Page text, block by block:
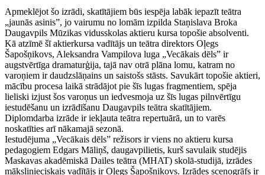
Apmeklējot šo izrādi, skatītājiem būs iespēja labāk iepazīt teātra
„jaunās asinis”, jo vairumu no lomām izpilda Staņislava Broka
Daugavpils Mūzikas vidusskolas aktieru kursa topošie absolventi.
Kā atzīmē šī aktierkursa vadītājs un teātra direktors Oļegs
Šapošņikovs, Aleksandra Vampilova luga „Vecākais dēls” ir
augstvērtīga dramaturģija, tajā nav otrā plāna lomu, katram no
varoņiem ir daudzslāņains un saistošs stāsts. Savukārt topošie aktieri,
mācību procesa laikā strādājot pie šīs lugas fragmentiem, spēja
lieliski izjust šos varoņus un iedvesmoja uz šīs lugas pilnvērtīgu
iestudēšanu un izrādīšanu Daugavpils teātra skatītājiem.
Diplomdarba izrāde ir iekļauta teātra repertuārā, un to varēs
noskatīties arī nākamajā sezonā.
Iestudējuma „Vecākais dēls” režisors ir viens no aktieru kursa
pedagogiem Edgars Māliņš, daugavpilietis, kurš savulaik studējis
Maskavas akadēmiskā Dailes teātra (MHAT) skolā-studijā, izrādes
mākslinieciskais vadītājs ir Oļegs Šapošņikovs. Izrādes scenogrāfs ir